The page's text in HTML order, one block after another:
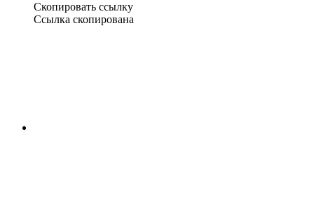
Скопировать ссылку
Ссылка скопирована